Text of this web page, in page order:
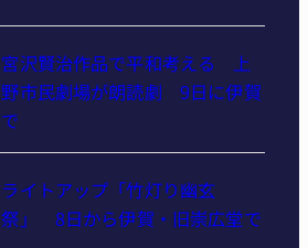
宮沢賢治作品で平和考える 上
野市民劇場が朗読劇 9日に伊賀
で
ライトアップ「竹灯り幽玄
祭」 8日から伊賀・旧崇広堂で